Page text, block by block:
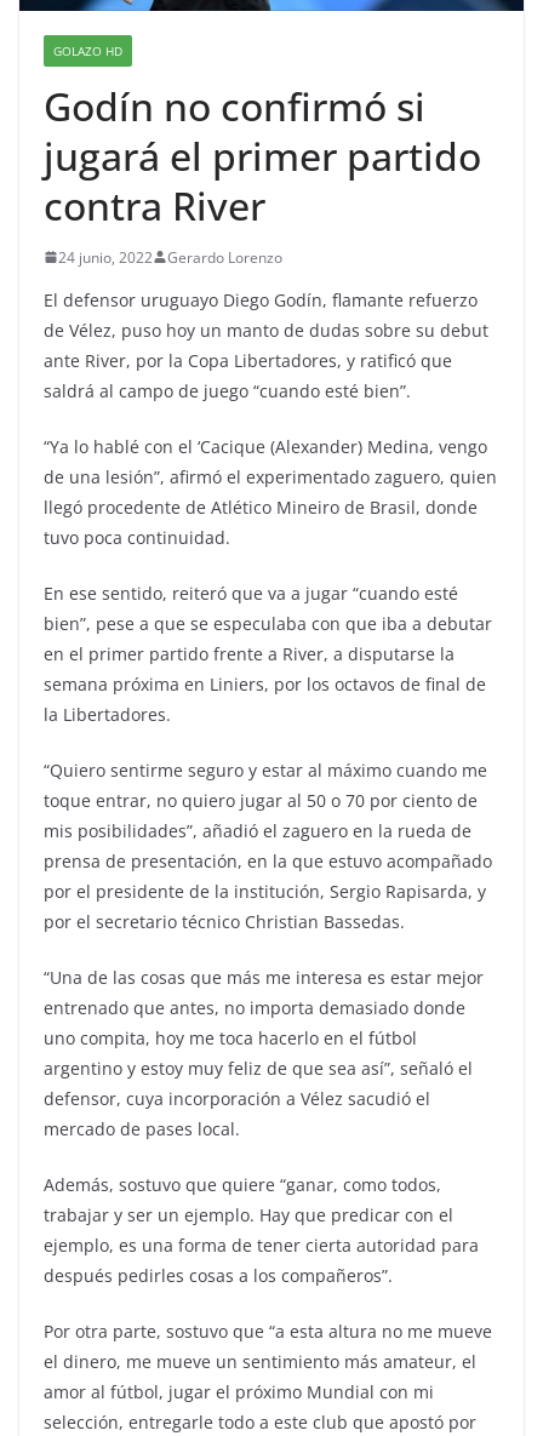
GOLAZO HD
Godín no confirmó si
jugará el primer partido
contra River
24 junio, 2022 Gerardo Lorenzo
El defensor uruguayo Diego Godín, flamante refuerzo
de Vélez, puso hoy un manto de dudas sobre su debut
ante River, por la Copa Libertadores, y ratificó que
saldrá al campo de juego “cuando esté bien”.
“Ya lo hablé con el ‘Cacique (Alexander) Medina, vengo
de una lesión”, afirmó el experimentado zaguero, quien
llegó procedente de Atlético Mineiro de Brasil, donde
tuvo poca continuidad.
En ese sentido, reiteró que va a jugar “cuando esté
bien”, pese a que se especulaba con que iba a debutar
en el primer partido frente a River, a disputarse la
semana próxima en Liniers, por los octavos de final de
la Libertadores.
“Quiero sentirme seguro y estar al máximo cuando me
toque entrar, no quiero jugar al 50 o 70 por ciento de
mis posibilidades”, añadió el zaguero en la rueda de
prensa de presentación, en la que estuvo acompañado
por el presidente de la institución, Sergio Rapisarda, y
por el secretario técnico Christian Bassedas.
“Una de las cosas que más me interesa es estar mejor
entrenado que antes, no importa demasiado donde
uno compita, hoy me toca hacerlo en el fútbol
argentino y estoy muy feliz de que sea así”, señaló el
defensor, cuya incorporación a Vélez sacudió el
mercado de pases local.
Además, sostuvo que quiere “ganar, como todos,
trabajar y ser un ejemplo. Hay que predicar con el
ejemplo, es una forma de tener cierta autoridad para
después pedirles cosas a los compañeros”.
Por otra parte, sostuvo que “a esta altura no me mueve
el dinero, me mueve un sentimiento más amateur, el
amor al fútbol, jugar el próximo Mundial con mi
selección, entregarle todo a este club que apostó por